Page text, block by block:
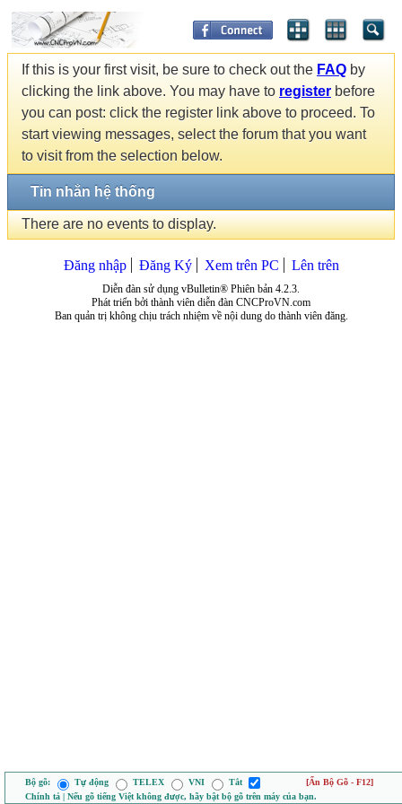
If this is your first visit, be sure to check out the FAQ by
clicking the link above. You may have to register before
you can post: click the register link above to proceed. To
start viewing messages, select the forum that you want
to visit from the selection below.
Tin nhắn hệ thống
There are no events to display.
Đăng nhập Đăng Ký Xem trên PC Lên trên
Diễn đàn sử dụng vBulletin® Phiên bản 4.2.3.
Phát triển bởi thành viên diễn đàn CNCProVN.com
Ban quản trị không chịu trách nhiệm về nội dung do thành viên đăng.
Bộ gõ: Tự động TELEX VNI Tắt
[Ẩn Bộ Gõ - F12]
Chính tả | Nếu gõ tiếng Việt không được, hãy bật bộ gõ trên máy của bạn.